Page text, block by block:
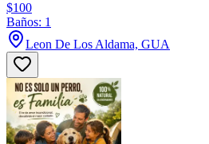
$100
Baños: 1
Leon De Los Aldama, GUA